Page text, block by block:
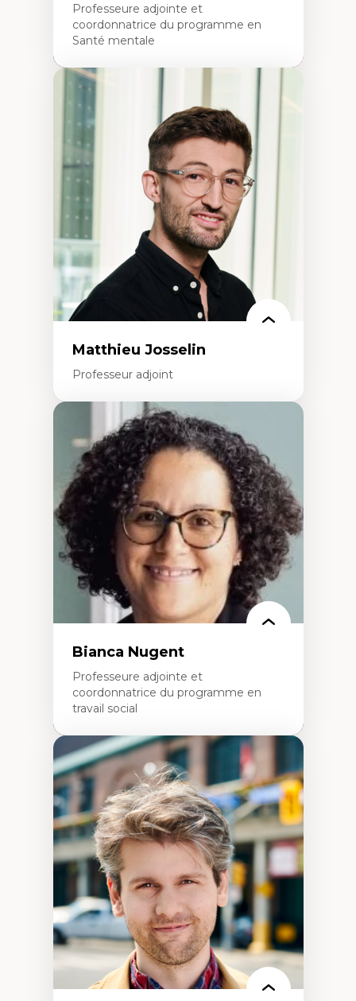
Professeure adjointe et
coordonnatrice du programme en
Santé mentale
Expertises
Neuropsychiatrie et neurosciences
Direction d'essais cliniques
Analyse des politiques et pratiques en santé
mentale
Développement de protocoles d'essais
cliniques
Collaboration interfonctionnelle
Leadership en recherche clinique
Développement de cadres politiques
Collaboration avec des entreprises
pharmaceutiques
Rédaction de publications et de rapports
politiques
Enseignement et mentorat
Matthieu Josselin
Professeur adjoint
Expertises
Ethnographie critique des environnements
d’apprentissage des étudiant.e.s
Approche transdisciplinaire des
compétences socioaffectives et
interculturelles
Didactique des langues secondes et
compétence pragmatique
Andragogie
Méthodologies de recherche qualitative
Bianca Nugent
Professeure adjointe et
coordonnatrice du programme en
travail social
Expertises
Travail social, action et justice sociale
Fondements de l’intervention et des
nouvelles pratiques en travail social et en
éducation inclusive
Minorités linguistiques, offre active et
francophonie plurielle en contexte
linguistique minoritaire
Études critiques sur le handicap, la
neurodiversité, l'agentivité et les injustices
épistémiques
Intersectionnalité et réalités 2SLGBTQ+
Méthodes d’interventions et approches
antiraciste, décoloniale, anti-oppressive
Approche interculturelle critique
Pair-aidance, proche aidance, famille
choisie et soutien mutuel
Intervention de groupe, communautaire,